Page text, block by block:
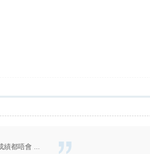
都唔會 ...